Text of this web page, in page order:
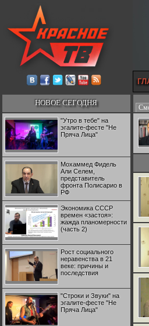
НОВОЕ СЕГОДНЯ
"Утро в тебе" на
эгалите-фесте "Не
Пряча Лица"
Мохаммед Фидель
Али Селем,
представитель
фронта Полисарио в
РФ
Экономика СССР
времен «застоя»:
жажда планомерности
(часть 2)
Рост социального
неравенства в 21
веке: причины и
последствия
"Строки и Звуки" на
эгалите-фесте "Не
Пряча Лица"